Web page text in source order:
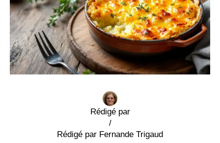
Rédigé par
Fernande Trigaud
/